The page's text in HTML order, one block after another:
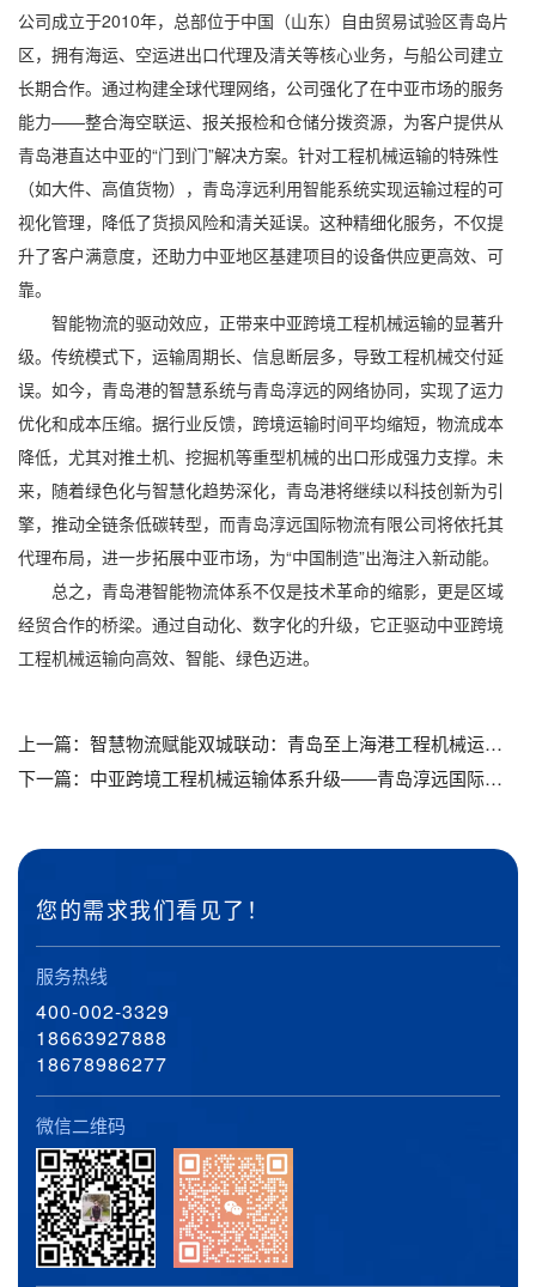
公司成立于2010年，总部位于中国（山东）自由贸易试验区青岛片
区，拥有海运、空运进出口代理及清关等核心业务，与船公司建立
长期合作。通过构建全球代理网络，公司强化了在中亚市场的服务
能力——整合海空联运、报关报检和仓储分拨资源，为客户提供从
青岛港直达中亚的“门到门”解决方案。针对工程机械运输的特殊性
（如大件、高值货物），青岛淳远利用智能系统实现运输过程的可
视化管理，降低了货损风险和清关延误。这种精细化服务，不仅提
升了客户满意度，还助力中亚地区基建项目的设备供应更高效、可
靠。
智能物流的驱动效应，正带来中亚跨境工程机械运输的显著升
级。传统模式下，运输周期长、信息断层多，导致工程机械交付延
误。如今，青岛港的智慧系统与青岛淳远的网络协同，实现了运力
优化和成本压缩。据行业反馈，跨境运输时间平均缩短，物流成本
降低，尤其对推土机、挖掘机等重型机械的出口形成强力支撑。未
来，随着绿色化与智慧化趋势深化，青岛港将继续以科技创新为引
擎，推动全链条低碳转型，而青岛淳远国际物流有限公司将依托其
代理布局，进一步拓展中亚市场，为“中国制造”出海注入新动能。
总之，青岛港智能物流体系不仅是技术革命的缩影，更是区域
经贸合作的桥梁。通过自动化、数字化的升级，它正驱动中亚跨境
工程机械运输向高效、智能、绿色迈进。
上一篇： 智慧物流赋能双城联动：青岛至上海港工程机械运输全链路解决方案_青岛大件设备运输公司_青岛机械设备运输公司_青岛海运订舱_青岛海运代理
下一篇： 中亚跨境工程机械运输体系升级——青岛淳远国际物流的全链路解决方案_青岛大件设备运输公司_青岛机械设备运输公司_青岛海运订舱_青岛海运代理
您的需求我们看见了！
服务热线
400-002-3329
18663927888
18678986277
微信二维码